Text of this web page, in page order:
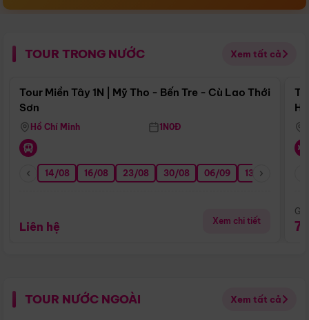
TOUR TRONG NƯỚC Xem tất cả
Điểm nổi bật
Tour Miền Tây 1N | Mỹ Tho - Bến Tre - Cù Lao Thới
Sơn
Hồ Chí Minh 1N0Đ
14/08 16/08 23/08 30/08 06/09 13/09
Liên hệ Xem chi tiết
TOUR NƯỚC NGOÀI Xem tất cả
Điểm nổi bật